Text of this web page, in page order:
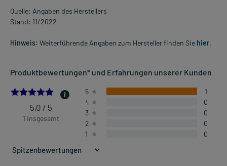
Quelle: Angaben des Herstellers
Stand: 11/2022
Hinweis: Weiterführende Angaben zum Hersteller finden Sie hier.
Produktbewertungen* und Erfahrungen unserer Kunden
5.0
5,0 / 5
1 insgesamt
5
1
4
0
3
0
2
0
1
0